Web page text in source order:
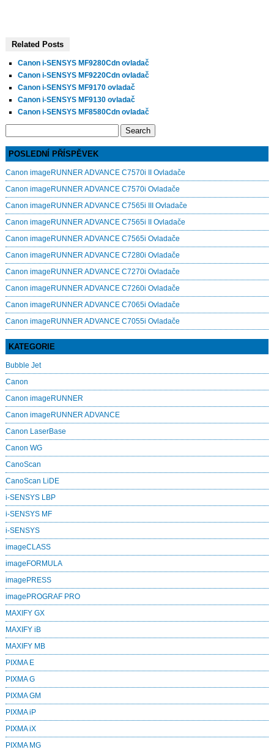
Related Posts
Canon i-SENSYS MF9280Cdn ovladač
Canon i-SENSYS MF9220Cdn ovladač
Canon i-SENSYS MF9170 ovladač
Canon i-SENSYS MF9130 ovladač
Canon i-SENSYS MF8580Cdn ovladač
POSLEDNÍ PŘÍSPĚVEK
Canon imageRUNNER ADVANCE C7570i II Ovladače
Canon imageRUNNER ADVANCE C7570i Ovladače
Canon imageRUNNER ADVANCE C7565i III Ovladače
Canon imageRUNNER ADVANCE C7565i II Ovladače
Canon imageRUNNER ADVANCE C7565i Ovladače
Canon imageRUNNER ADVANCE C7280i Ovladače
Canon imageRUNNER ADVANCE C7270i Ovladače
Canon imageRUNNER ADVANCE C7260i Ovladače
Canon imageRUNNER ADVANCE C7065i Ovladače
Canon imageRUNNER ADVANCE C7055i Ovladače
KATEGORIE
Bubble Jet
Canon
Canon imageRUNNER
Canon imageRUNNER ADVANCE
Canon LaserBase
Canon WG
CanoScan
CanoScan LiDE
i-SENSYS LBP
i-SENSYS MF
i‑SENSYS
imageCLASS
imageFORMULA
imagePRESS
imagePROGRAF PRO
MAXIFY GX
MAXIFY iB
MAXIFY MB
PIXMA E
PIXMA G
PIXMA GM
PIXMA iP
PIXMA iX
PIXMA MG